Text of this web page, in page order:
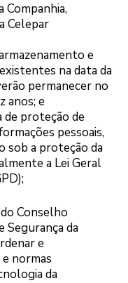
Celepar
e
na data da
permanecer no
anos; e
de proteção de
pessoais,
sob a proteção da
a Lei Geral
Conselho
Segurança da
e
normas
da